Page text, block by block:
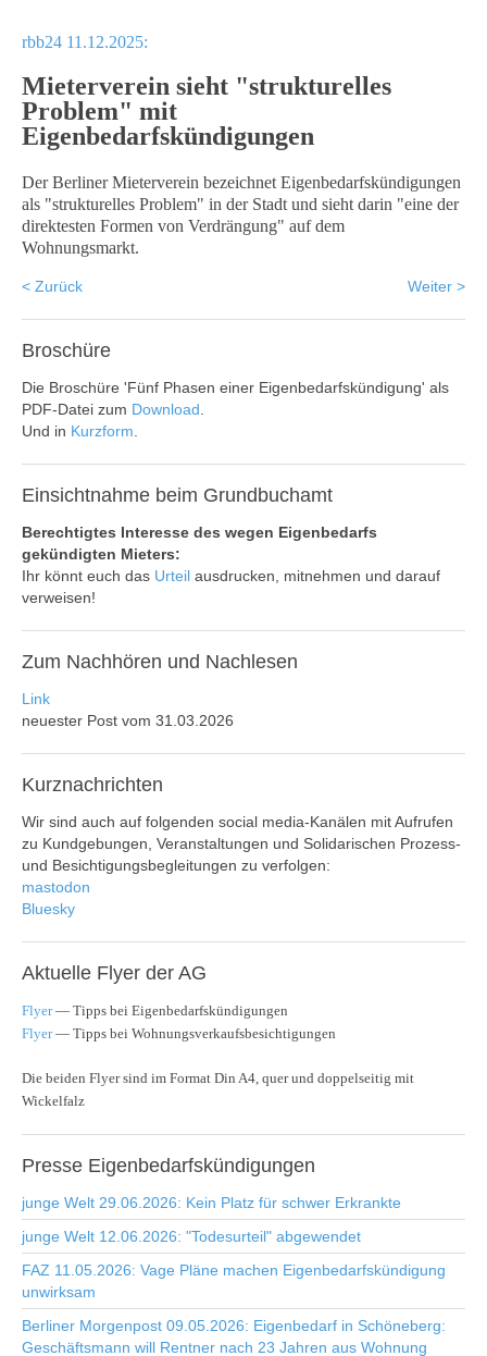
rbb24 11.12.2025:
Mieterverein sieht "strukturelles
Problem" mit
Eigenbedarfskündigungen
Der Berliner Mieterverein bezeichnet Eigenbedarfskündigungen
als "strukturelles Problem" in der Stadt und sieht darin "eine der
direktesten Formen von Verdrängung" auf dem
Wohnungsmarkt.
< Zurück Weiter >
Broschüre
Die Broschüre 'Fünf Phasen einer Eigenbedarfskündigung' als
PDF-Datei zum Download
Und in Kurzform
Einsichtnahme beim Grundbuchamt
Berechtigtes Interesse des wegen Eigenbedarfs
gekündigten Mieters:
Ihr könnt euch das Urteil ausdrucken, mitnehmen und darauf
verweisen!
Zum Nachhören und Nachlesen
Link
neuester Post vom 31.03.2026
Kurznachrichten
Wir sind auch auf folgenden social media-Kanälen mit Aufrufen
zu Kundgebungen, Veranstaltungen und Solidarischen Prozess-
und Besichtigungsbegleitungen zu verfolgen:
mastodon
Bluesky
Aktuelle Flyer der AG
Flyer— Tipps bei Eigenbedarfskündigungen
Flyer— Tipps bei Wohnungsverkaufsbesichtigungen
Die beiden Flyer sind im Format Din A4, quer und doppelseitig mit
Wickelfalz
Presse Eigenbedarfskündigungen
junge Welt 29.06.2026: Kein Platz für schwer Erkrankte
junge Welt 12.06.2026: "Todesurteil" abgewendet
FAZ 11.05.2026: Vage Pläne machen Eigenbedarfskündigung
unwirksam
Berliner Morgenpost 09.05.2026: Eigenbedarf in Schöneberg:
Geschäftsmann will Rentner nach 23 Jahren aus Wohnung